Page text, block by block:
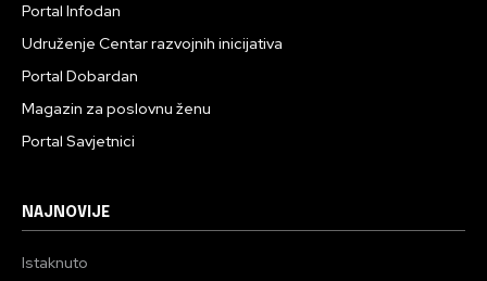
Portal Infodan
Udruženje Centar razvojnih inicijativa
Portal Dobardan
Magazin za poslovnu ženu
Portal Savjetnici
NAJNOVIJE
Istaknuto